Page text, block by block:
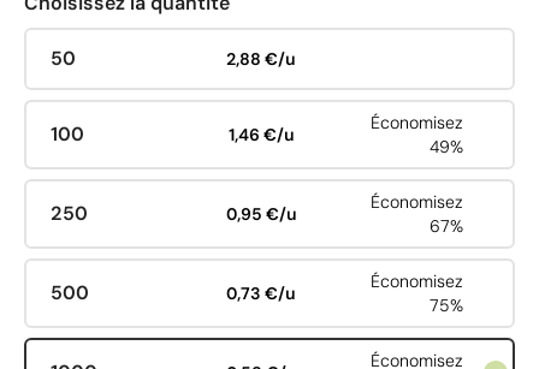
50 2,88 €/u
100 1,46 €/u
Économisez
49%
250 0,95 €/u
Économisez
67%
500 0,73 €/u
Économisez
75%
Économisez